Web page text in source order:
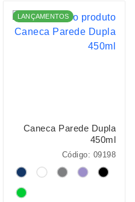
LANÇAMENTOS
Caneca Parede Dupla
450ml
Código: 09198